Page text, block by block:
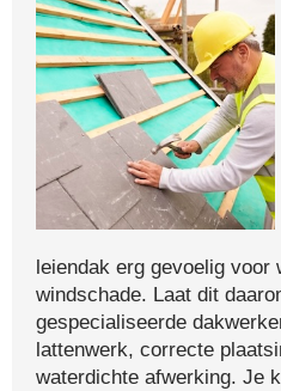
leiendak erg gevoelig voor
windschade. Laat dit
gespecialiseerde
lattenwerk, correcte
waterdichte afwerking. Je